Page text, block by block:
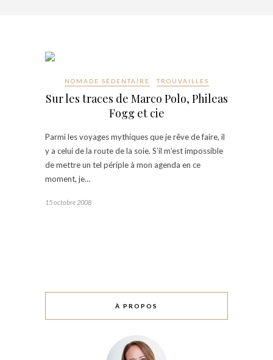
NOMADE SÉDENTAIRE TROUVAILLES
Sur les traces de Marco Polo, Phileas
Fogg et cie
Parmi les voyages mythiques que je rêve de faire, il
y a celui de la route de la soie. S’il m’est impossible
de mettre un tel périple à mon agenda en ce
moment, je…
15 octobre 2008
À PROPOS